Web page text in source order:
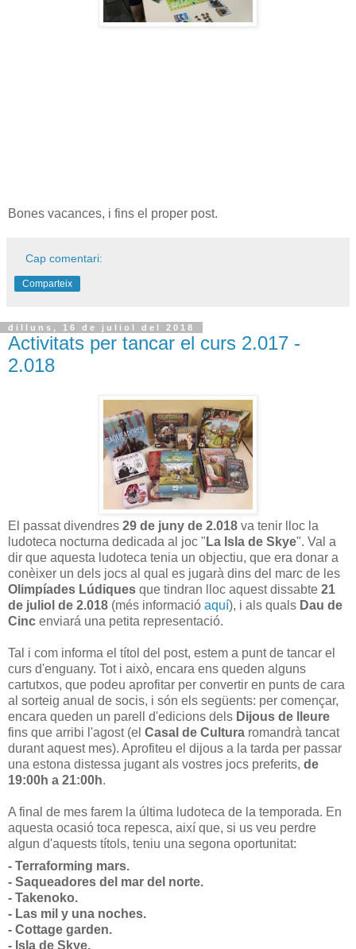
Bones vacances, i fins el proper post.
Cap comentari:
Comparteix
dilluns, 16 de juliol del 2018
Activitats per tancar el curs 2.017 -
2.018
El passat divendres 29 de juny de 2.018 va tenir lloc la
ludoteca nocturna dedicada al joc " La Isla de Skye". Val a
dir que aquesta ludoteca tenia un objectiu, que era donar a
conèixer un dels jocs al qual es jugarà dins del marc de les
Olimpíades Lúdiques que tindran lloc aquest dissabte 21
de juliol de 2.018 (més informació aquí), i als quals Dau de
Cinc enviará una petita representació.
Tal i com informa el títol del post, estem a punt de tancar el
curs d'enguany. Tot i això, encara ens queden alguns
cartutxos, que podeu aprofitar per convertir en punts de cara
al sorteig anual de socis, i són els següents: per començar,
encara queden un parell d'edicions dels Dijous de lleure
fins que arribi l'agost (el Casal de Cultura romandrà tancat
durant aquest mes). Aprofiteu el dijous a la tarda per passar
una estona distessa jugant als vostres jocs preferits, de
19:00h a 21:00h.
A final de mes farem la última ludoteca de la temporada. En
aquesta ocasió toca repesca, així que, si us veu perdre
algun d'aquests títols, teniu una segona oportunitat:
- Terraforming mars.
- Saqueadores del mar del norte.
- Takenoko.
- Las mil y una noches.
- Cottage garden.
- Isla de Skye.